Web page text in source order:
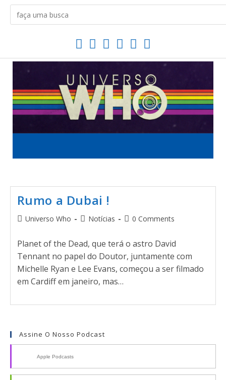
Rumo a Dubai !
Universo Who Notícias 0 Comments
Planet of the Dead, que terá o astro David
Tennant no papel do Doutor, juntamente com
Michelle Ryan e Lee Evans, começou a ser filmado
em Cardiff em janeiro, mas…
Assine O Nosso Podcast
Apple Podcasts